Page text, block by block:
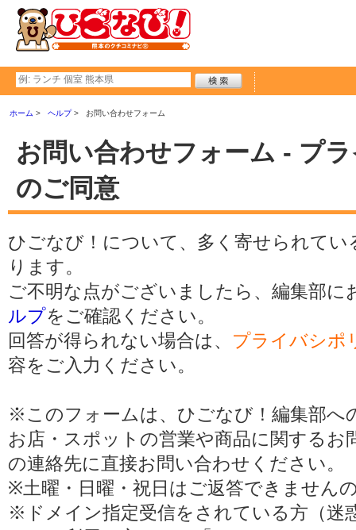
ホーム ヘルプ お問い合わせフォーム
お問い合わせフォーム - プ
のご同意
ひごなび！について、多く寄せられてい
ります。
ご不明な点がございましたら、編集部
ルプをご確認ください。
回答が得られない場合は、 プライバシポ
容をご入力ください。
※このフォームは、ひごなび！編集部へ
お店・スポットの営業や商品に関する
の連絡先に直接お問い合わせください。
※土曜・日曜・祝日はご返答できません
※ドメイン指定受信をされている方（迷